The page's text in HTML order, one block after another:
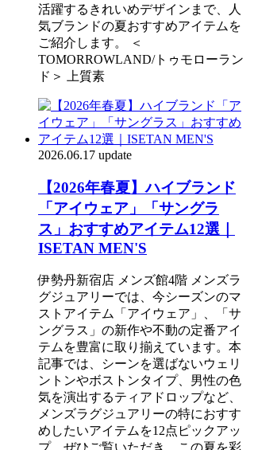
活躍するきれいめデザインまで、人
気ブランドの夏おすすめアイテムを
ご紹介します。 ＜
TOMORROWLAND/トゥモローラン
ド＞ 上質素
2026.06.17 update
【2026年春夏】ハイブランド
「アイウェア」「サングラ
ス」おすすめアイテム12選｜
ISETAN MEN'S
伊勢丹新宿店 メンズ館4階 メンズラ
グジュアリーでは、今シーズンのマ
ストアイテム「アイウェア」、「サ
ングラス」の新作や不動の定番アイ
テムを豊富に取り揃えています。本
記事では、シーンを選ばないウェリ
ントンやボストンタイプ、男性の色
気を演出するティアドロップなど、
メンズラグジュアリーの特におすす
めしたいアイテムを12点ピックアッ
プ。ぜひご覧いただき、この夏を彩